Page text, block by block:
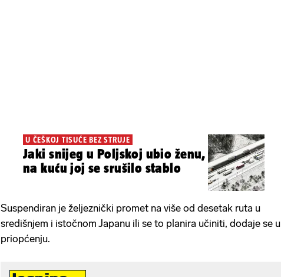
U ČEŠKOJ TISUĆE BEZ STRUJE
Jaki snijeg u Poljskoj ubio ženu,
na kuću joj se srušilo stablo
Suspendiran je željeznički promet na više od desetak ruta u
središnjem i istočnom Japanu ili se to planira učiniti, dodaje se u
priopćenju.